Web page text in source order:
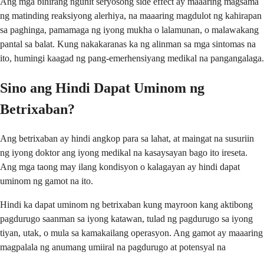
ng matinding reaksiyong alerhiya, na maaaring magdulot ng kahirapan
sa paghinga, pamamaga ng iyong mukha o lalamunan, o malawakang
pantal sa balat. Kung nakakaranas ka ng alinman sa mga sintomas na
ito, humingi kaagad ng pang-emerhensiyang medikal na pangangalaga.
Sino ang Hindi Dapat Uminom ng
Betrixaban?
Ang betrixaban ay hindi angkop para sa lahat, at maingat na susuriin
ng iyong doktor ang iyong medikal na kasaysayan bago ito ireseta.
Ang mga taong may ilang kondisyon o kalagayan ay hindi dapat
uminom ng gamot na ito.
Hindi ka dapat uminom ng betrixaban kung mayroon kang aktibong
pagdurugo saanman sa iyong katawan, tulad ng pagdurugo sa iyong
tiyan, utak, o mula sa kamakailang operasyon. Ang gamot ay maaaring
magpalala ng anumang umiiral na pagdurugo at potensyal na